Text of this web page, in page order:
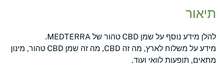
תיאור
להלן מידע נוסף על שמן CBD טהור של MEDTERRA.
מידע על משלוח לארץ, מה זה CBD, מה זה שמן CBD טהור, מינון
מתאים, תופעות לוואי ועוד.